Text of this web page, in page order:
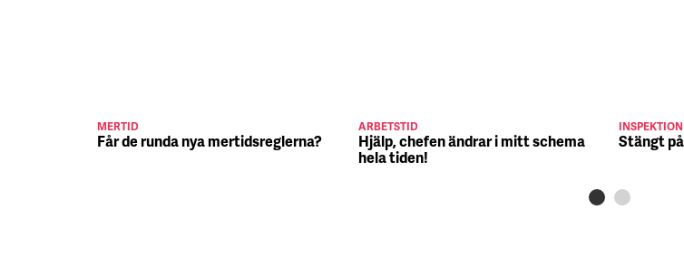
MERTID
Får de runda nya mertidsreglerna?
ARBETSTID
Hjälp, chefen ändrar i mitt schema
hela tiden!
INSPEKTION
Stängt